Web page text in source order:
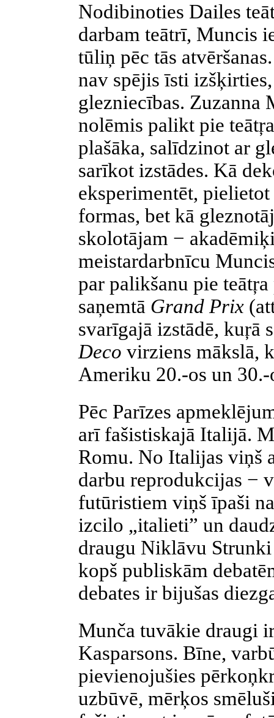
Nodibinoties Dailes
darbam teātrī, Muncis
tūliņ pēc tās
nav spējis īsti
glezniecības. Zuzanna
nolēmis palikt pie teātŗa
plašāka, salīdzinot ar
sarīkot izstādes. Kā
eksperimentēt,
formas, bet kā
skolotājam −
meistardarbnīcu
par palikšanu pie teātŗa
saņemtā Grand Prix
svarīgajā izstādē, kuŗā
Deco virziens mākslā,
Ameriku 20.-os un 30.-
Pēc Parīzes
arī fašistiskajā Italijā.
Romu. No Italijas viņš
darbu reprodukcijas −
futūristiem viņš īpaši
izcilo „italieti” un
draugu Niklāvu Strunki
kopš publiskām
debates ir bijušas
Munča tuvākie draugi
Kasparsons. Bīne,
pievienojušies
uzbūvē, mērķos